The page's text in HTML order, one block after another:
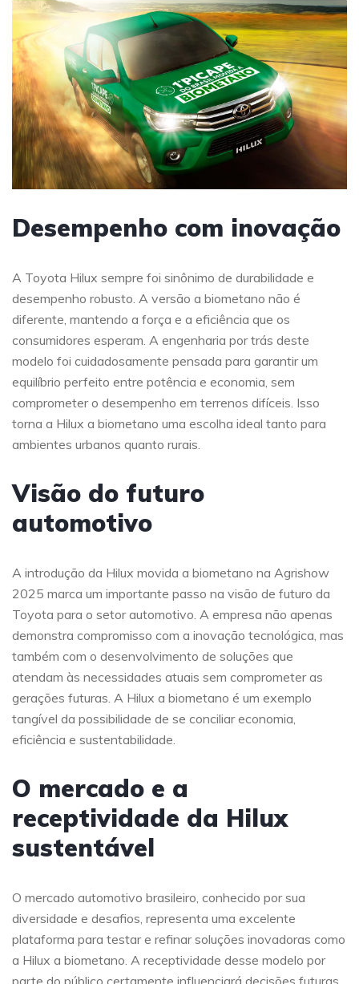
Desempenho com inovação
A Toyota Hilux sempre foi sinônimo de durabilidade e
desempenho robusto. A versão a biometano não é
diferente, mantendo a força e a eficiência que os
consumidores esperam. A engenharia por trás deste
modelo foi cuidadosamente pensada para garantir um
equilíbrio perfeito entre potência e economia, sem
comprometer o desempenho em terrenos difíceis. Isso
torna a Hilux a biometano uma escolha ideal tanto para
ambientes urbanos quanto rurais.
Visão do futuro
automotivo
A introdução da Hilux movida a biometano na Agrishow
2025 marca um importante passo na visão de futuro da
Toyota para o setor automotivo. A empresa não apenas
demonstra compromisso com a inovação tecnológica, mas
também com o desenvolvimento de soluções que
atendam às necessidades atuais sem comprometer as
gerações futuras. A Hilux a biometano é um exemplo
tangível da possibilidade de se conciliar economia,
eficiência e sustentabilidade.
O mercado e a
receptividade da Hilux
sustentável
O mercado automotivo brasileiro, conhecido por sua
diversidade e desafios, representa uma excelente
plataforma para testar e refinar soluções inovadoras como
a Hilux a biometano. A receptividade desse modelo por
parte do público certamente influenciará decisões futuras